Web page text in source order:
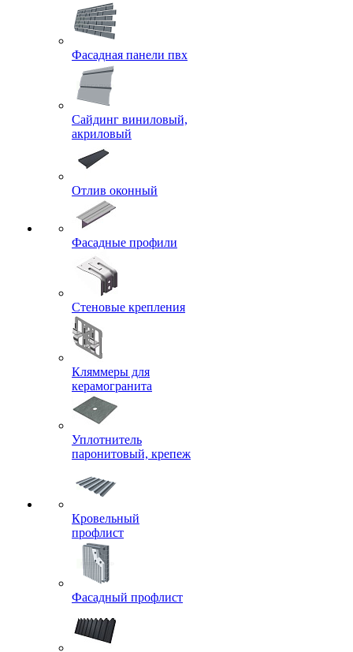
Фасадная панели пвх
Сайдинг виниловый,
акриловый
Отлив оконный
Фасадные профили
Стеновые крепления
Кляммеры для
керамогранита
Уплотнитель
паронитовый, крепеж
Кровельный
профлист
Фасадный профлист